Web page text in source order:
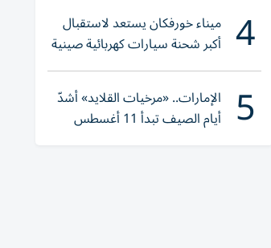
4 ميناء خورفكان يستعد لاستقبال
أكبر شحنة سيارات كهربائية صينية
5 الإمارات.. «مرخيات القلايد» أشدّ
أيام الصيف تبدأ 11 أغسطس